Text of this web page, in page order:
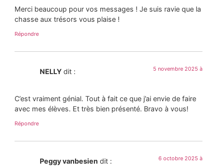
Merci beaucoup pour vos messages ! Je suis ravie que la
chasse aux trésors vous plaise !
Répondre
NELLY dit : 5 novembre 2025 à
C’est vraiment génial. Tout à fait ce que j’ai envie de faire
avec mes élèves. Et très bien présenté. Bravo à vous!
Répondre
Peggy vanbesien dit : 6 octobre 2025 à